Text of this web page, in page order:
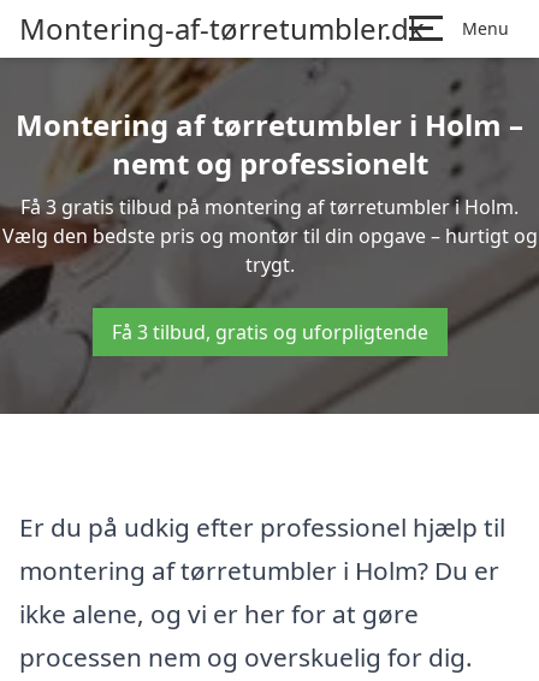
Montering-af-tørretumbler.dk Menu
Montering af tørretumbler i Holm –
nemt og professionelt
Få 3 gratis tilbud på montering af tørretumbler i Holm.
Vælg den bedste pris og montør til din opgave – hurtigt og
trygt.
Få 3 tilbud, gratis og uforpligtende
Er du på udkig efter professionel hjælp til
montering af tørretumbler i Holm? Du er
ikke alene, og vi er her for at gøre
processen nem og overskuelig for dig.